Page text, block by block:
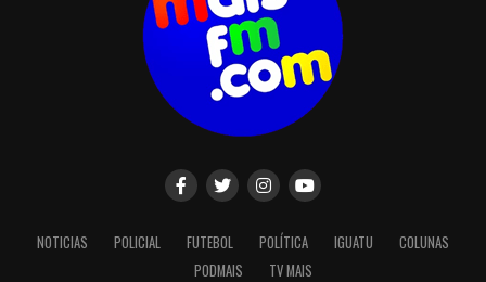
NOTICIAS POLICIAL FUTEBOL POLÍTICA IGUATU
COLUNAS
PODMAIS
TV MAIS